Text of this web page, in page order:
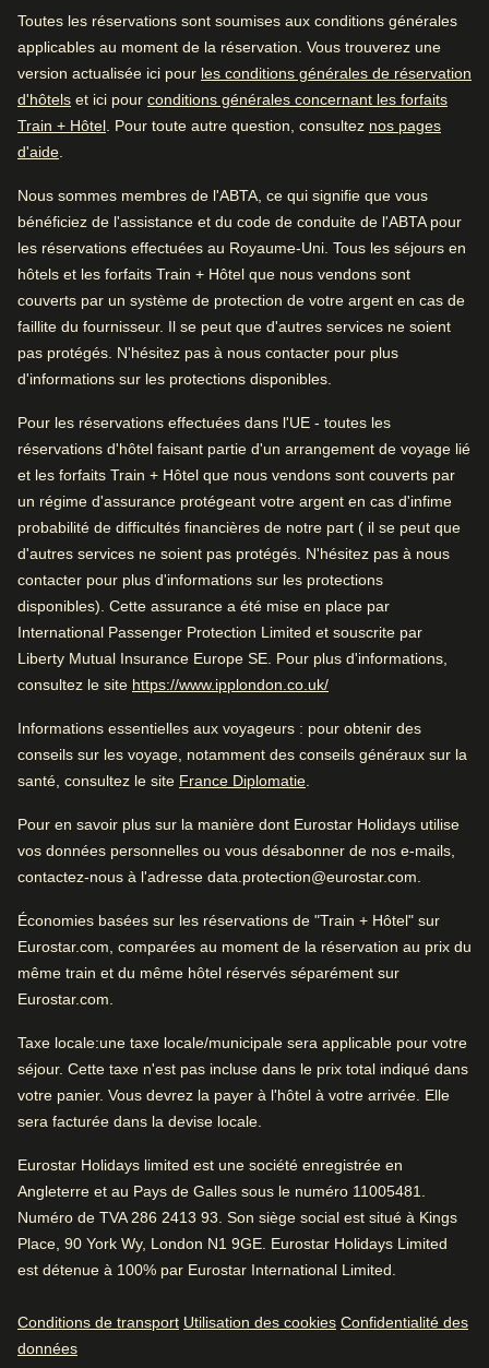
Cet hôtel ibis agréable et sans fioritures est vraiment bien
situé.
Vous pourrez y prendre un petit-déjeuner continental digne
de ce nom, servi chaque matin, et déguster des spécialités
locales.
l’initiative écologique Planet 21 et prône l’hospitalité
positive.
Arrive à Bruxelles
1.8 km de Bruxelles-Midi
Pendant que vous êtes à Bruxelles
Vérifier la disponibilité et réserver
Trouvez le meilleur hôtel pour votre séjour…
Trouvez une chambre
Avis des utilisatrices et utilisateurs, 4.2 sur 5, Très bien
4.2/5 Très bien
8403 commentaires vérifiés
Bon à savoir
Personnel amical
Très bon hôtel pour une escapade citadine. Très bien
situé.
Aménagements hôteliers
Climatisation
Adapté aux PMR
Bar
Services professionnels
Service de blanchisserie
Service d'étage
Accès Internet
Blanchisserie/laverie
Arrive à Bruxelles
1.8 km de Bruxelles-Midi
Pendant que vous êtes à Bruxelles
0.4 km de Grand Place
Avis des utilisatrices et utilisateurs, 4.2 sur 5, Très bien
4.2/5 Très bien
8403 commentaires vérifiés
Détail des commentaires
Excellent
Très bien
Bien 10%
Moyen
Médiocre 3%
Bon à savoir
Personnel amical
Noté par
Couple– 38 %
Famille – 28%
18
Seul·e– 16 %
Noté 4.2/5 basé sur les commentaires de tous
les voyageurs
Très bon hôtel pour une escapade citadine. Très bien
situé.
Excellent hôtel citadin
Excellents restaurants et bars
L'essentiel
Site
Avis des utilisatrices et utilisateurs, 4.9 sur 5
2311 commentaires vérifiés
Très bien situé
Positif:
Toutes les réservations sont soumises aux conditions générales
applicables au moment de la réservation. Vous trouverez une
version actualisée ici pour les conditions générales de réservation
d'hôtels et ici pour conditions générales concernant les forfaits
Train + Hôtel . Pour toute autre question, consultez nos pages
d'aide
Nous sommes membres de l'ABTA, ce qui signifie que vous
bénéficiez de l'assistance et du code de conduite de l'ABTA pour
les réservations effectuées au Royaume-Uni. Tous les séjours en
hôtels et les forfaits Train + Hôtel que nous vendons sont
couverts par un système de protection de votre argent en cas de
faillite du fournisseur. Il se peut que d'autres services ne soient
pas protégés. N'hésitez pas à nous contacter pour plus
d'informations sur les protections disponibles.
Pour les réservations effectuées dans l'UE - toutes les
réservations d'hôtel faisant partie d'un arrangement de voyage lié
et les forfaits Train + Hôtel que nous vendons sont couverts par
un régime d'assurance protégeant votre argent en cas d'infime
probabilité de difficultés financières de notre part ( il se peut que
d'autres services ne soient pas protégés. N'hésitez pas à nous
contacter pour plus d'informations sur les protections
disponibles). Cette assurance a été mise en place par
International Passenger Protection Limited et souscrite par
Liberty Mutual Insurance Europe SE. Pour plus d'informations,
consultez le site https://www.ipplondon.co.uk/(
Informations essentielles aux voyageurs : pour obtenir des
conseils sur les voyage, notamment des conseils généraux sur la
santé, consultez le site France Diplomatie(
Pour en savoir plus sur la manière dont Eurostar Holidays utilise
vos données personnelles ou vous désabonner de nos e-mails,
contactez-nous à l'adresse data.protection@eurostar.com.
Économies basées sur les réservations de "Train + Hôtel" sur
Eurostar.com, comparées au moment de la réservation au prix du
même train et du même hôtel réservés séparément sur
Eurostar.com.
Taxe locale:une taxe locale/municipale sera applicable pour votre
séjour. Cette taxe n'est pas incluse dans le prix total indiqué dans
votre panier. Vous devrez la payer à l'hôtel à votre arrivée. Elle
sera facturée dans la devise locale.
Eurostar Holidays limited est une société enregistrée en
Angleterre et au Pays de Galles sous le numéro 11005481.
Numéro de TVA 286 2413 93. Son siège social est situé à Kings
Place, 90 York Wy, London N1 9GE. Eurostar Holidays Limited
est détenue à 100% par Eurostar International Limited.
Conditions de transport Utilisation des cookies Confidentialité des
données